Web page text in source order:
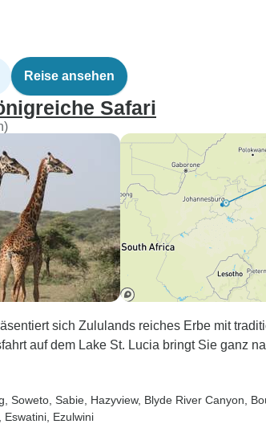
Reise ansehen
Safari
sich Zululands reiches Erbe mit
auf dem Lake St. Lucia bringt Sie ganz
, Soweto , Sabie , Hazyview, Blyde River Canyon ,
, Eswatini , Ezulwini